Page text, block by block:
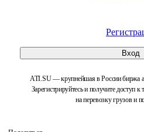
Вход
ATI.SU — крупнейшая в России биржа
Зарегистрируйтесь и получите доступ
на перевозку грузов и